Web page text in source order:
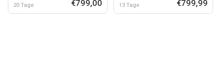
20 Tage €799,00 13 Tage €799,99